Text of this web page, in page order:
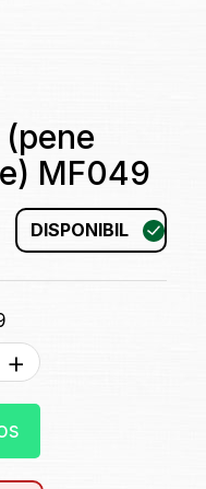
MF049
DISPONIBIL
+